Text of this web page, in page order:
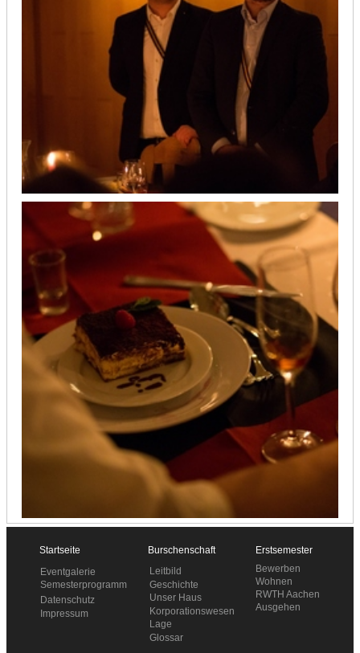
Startseite
Eventgalerie
Semesterprogramm
Datenschutz
Impressum
Burschenschaft
Leitbild
Geschichte
Unser Haus
Korporationswesen
Lage
Glossar
Erstsemester
Bewerben
Wohnen
RWTH Aachen
Ausgehen